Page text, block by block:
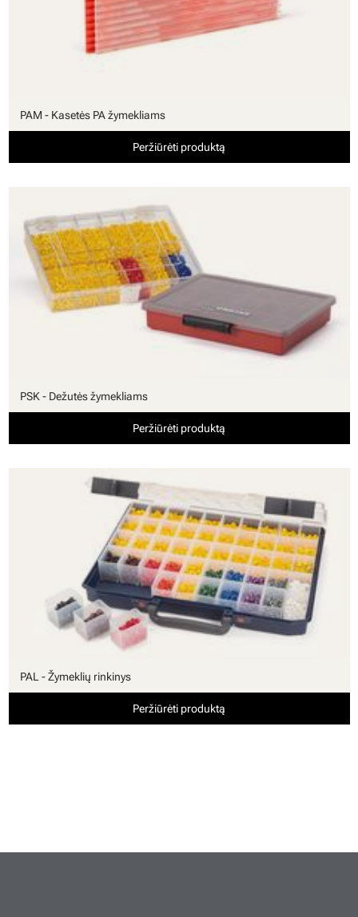
PAM - Kasetės PA žymekliams
Peržiūrėti produktą
PSK - Dežutės žymekliams
Peržiūrėti produktą
PAL - Žymeklių rinkinys
Peržiūrėti produktą